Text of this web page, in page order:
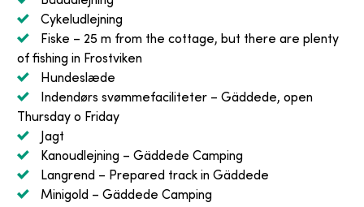
Cykeludlejning
Fiske – 25 m from the cottage, but there are plenty
of fishing in Frostviken
Hundeslæde
Indendørs svømmefaciliteter – Gäddede, open
Thursday o Friday
Jagt
Kanoudlejning – Gäddede Camping
Langrend – Prepared track in Gäddede
Minigold – Gäddede Camping